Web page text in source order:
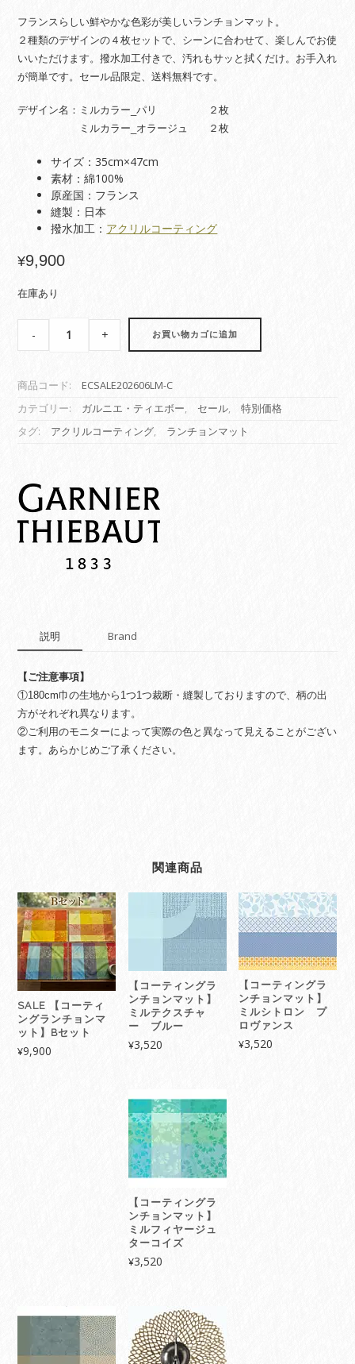
フランスらしい鮮やかな色彩が美しいランチョンマット。
２種類のデザインの４枚セットで、シーンに合わせて、楽しんでお使
いいただけます。撥水加工付きで、汚れもサッと拭くだけ。お手入れ
が簡単です。セール品限定、送料無料です。
デザイン名：ミルカラー_パリ ２枚
ミルカラー_オラージュ ２枚
サイズ：35cm×47cm
素材：綿100%
原産国：フランス
縫製：日本
撥水加工： アクリルコーティング
¥9,900
在庫あり
SALE
【コ
ィ
ン
グ
ラ
ョ
ン
マ
ッ
quantity
- + お買い物カゴに追加
商品コード:
ECSALE202606LM-C
カテゴリー:
ガルニエ・ティエボー, セール,
特別価格
タグ:
アクリルコーティング, ランチョンマット
説明 Brand
【ご注意事項】
①180cm巾の生地から1つ1つ裁断・縫製しておりますので、柄の出
方がそれぞれ異なります。
②ご利用のモニターによって実際の色と異なって見えることがござい
ます。あらかじめご了承ください。
関連商品
SALE 【コーティ
ングランチョンマ
ット】Bセット
¥9,900
【コーティングラ
ンチョンマット】
ミルテクスチャ
ー ブルー
¥3,520
【コーティングラ
ンチョンマット】
ミルシトロン プ
ロヴァンス
¥3,520
【コーティングラ
ンチョンマット】
ミルフィヤージュ
ターコイズ
¥3,520